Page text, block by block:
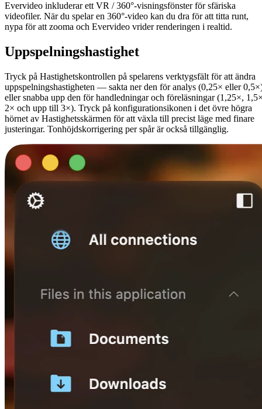
Evervideo inkluderar ett VR / 360°-visningsfönster för sfäriska
videofiler. När du spelar en 360°-video kan du dra för att titta runt,
nypa för att zooma och Evervideo vrider renderingen i realtid.
Uppspelningshastighet
Tryck på Hastighetskontrollen på spelarens verktygsfält för att ändra
uppspelningshastigheten — sakta ner den för analys (0,25× eller
eller snabba upp den för handledningar och föreläsningar (1,25×,
2× och upp till 3×). Tryck på konfigurationsikonen i det övre högra
hörnet av Hastighetsskärmen för att växla till precist läge med finare
justeringar. Tonhöjdskorrigering per spår är också tillgänglig.